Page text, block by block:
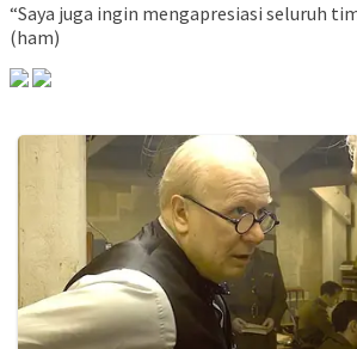
“Saya juga ingin mengapresiasi seluruh
(ham)